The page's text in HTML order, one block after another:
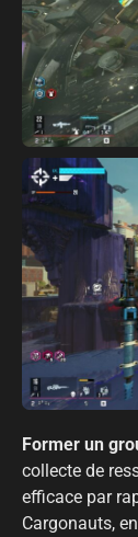
Former un
collecte de
efficace par
Cargonauts,